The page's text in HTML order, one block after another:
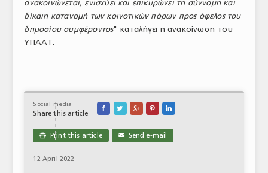
ανακοινώνεται, ενισχύει και επικυρώνει τη σύννομη και
δίκαιη κατανομή των κοινοτικών πόρων προς όφελος του
δημοσίου συμφέροντος" καταλήγει η ανακοίνωση του
ΥΠΑΑΤ.
Social media
Share this article
    
 Print this article ✉ Send e-mail
12 April 2022